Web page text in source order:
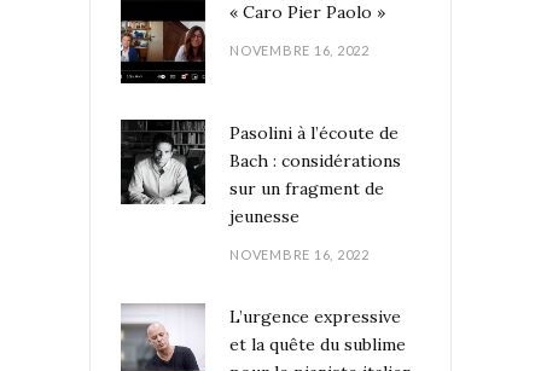
« Caro Pier Paolo »
NOVEMBRE 16, 2022
Pasolini à l’écoute de
Bach : considérations
sur un fragment de
jeunesse
NOVEMBRE 16, 2022
L’urgence expressive
et la quête du sublime